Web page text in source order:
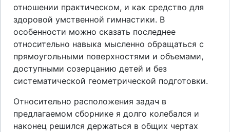
отношении практическом, и как средство для
здоровой умственной гимнастики. В
особенности можно сказать последнее
относительно навыка мысленно обращаться с
прямоугольными поверхностями и объемами,
доступными созерцанию детей и без
систематической геометрической подготовки.
Относительно расположения задач в
предлагаемом сборнике я долго колебался и
наконец решился держаться в общих чертах